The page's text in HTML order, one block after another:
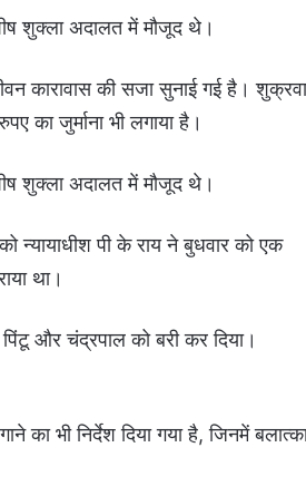
शुक्ला अदालत में मौजूद थे।
कारावास की सजा सुनाई गई है।
जुर्माना भी लगाया है।
शुक्ला अदालत में मौजूद थे।
न्यायाधीश पी के राय ने बुधवार को एक
था।
और चंद्रपाल को बरी कर दिया।
भी निर्देश दिया गया है, जिनमें